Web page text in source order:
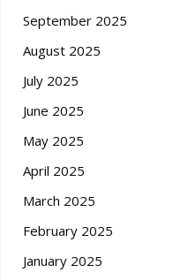
September 2025
August 2025
July 2025
June 2025
May 2025
April 2025
March 2025
February 2025
January 2025